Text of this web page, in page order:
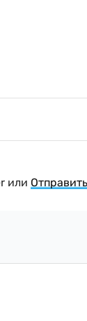
или